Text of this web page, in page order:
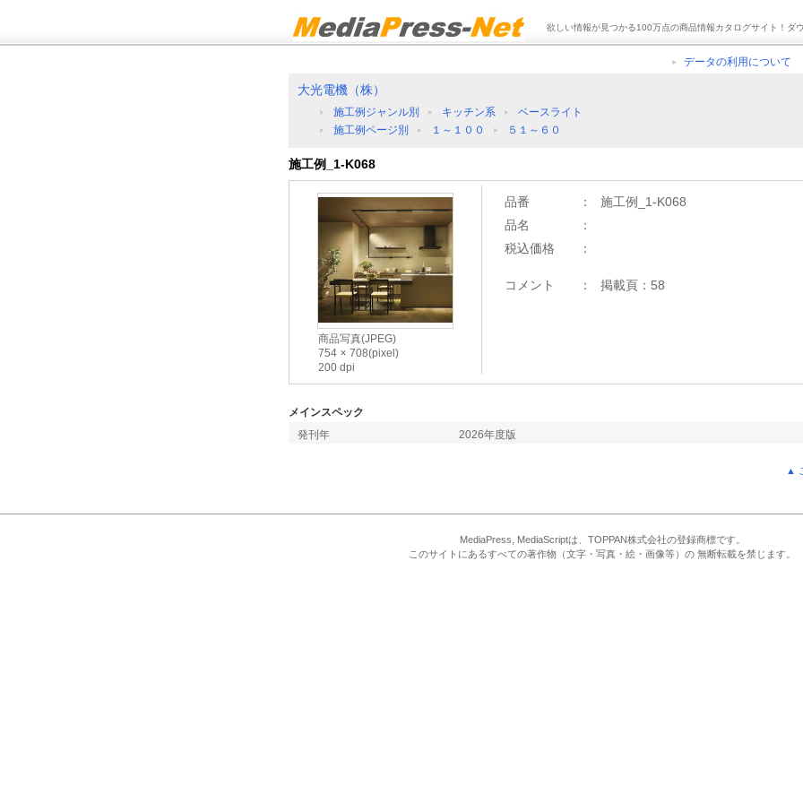
欲しい情報が見つかる100万点の商品情報カタログサイト！ダ
データの利用について
大光電機（株）
施工例ジャンル別 キッチン系
ベースライト
施工例ページ別
１～１００ ５１～６０
施工例_1-K068
商品写真(JPEG)
754
708(pixel)
200 dpi
品番 ：
施工例_1-K068
品名
：
税込価格
：
コメント ： 掲載頁：58
メインスペック
発刊年
2026年度版
▲
MediaPress, MediaScriptは、TOPPAN株式会社の登録商標です。
このサイトにあるすべての著作物（文字・写真・絵・画像等）の 無断転載を禁じます。